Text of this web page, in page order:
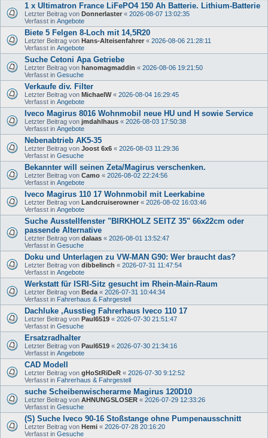
1 x Ultimatron France LiFePO4 150 Ah Batterie. Lithium-Batterie
Letzter Beitrag von Donnerlaster « 2026-08-07 13:02:35
Verfasst in Angebote
Biete 5 Felgen 8-Loch mit 14,5R20
Letzter Beitrag von Hans-Alteisenfahrer « 2026-08-06 21:28:11
Verfasst in Angebote
Suche Cetoni Apa Getriebe
Letzter Beitrag von hanomagmaddin « 2026-08-06 19:21:50
Verfasst in Gesuche
Verkaufe div. Filter
Letzter Beitrag von MichaelW« 2026-08-04 16:29:45
Verfasst in Angebote
Iveco Magirus 8016 Wohnmobil neue HU und H sowie Service
Letzter Beitrag von jmdahlhaus « 2026-08-03 17:50:38
Verfasst in Angebote
Nebenabtrieb AK5-35
Letzter Beitrag von Joost 6x6 « 2026-08-03 11:29:36
Verfasst in Gesuche
Bekannter will seinen Zeta/Magirus verschenken.
Letzter Beitrag von Camo « 2026-08-02 22:24:56
Verfasst in Angebote
Iveco Magirus 110 17 Wohnmobil mit Leerkabine
Letzter Beitrag von Landcruiserowner « 2026-08-02 16:03:46
Verfasst in Angebote
Suche Ausstellfenster "BIRKHOLZ SEITZ 35" 66x22cm oder
passende Alternative
Letzter Beitrag von dalaas « 2026-08-01 13:52:47
Verfasst in Gesuche
Doku und Unterlagen zu VW-MAN G90: Wer braucht das?
Letzter Beitrag von dibbelinch « 2026-07-31 11:47:54
Verfasst in Angebote
Werkstatt für ISRI-Sitz gesucht im Rhein-Main-Raum
Letzter Beitrag von Beda « 2026-07-31 10:44:34
Verfasst in Fahrerhaus & Fahrgestell
Dachluke ,Ausstieg Fahrerhaus Iveco 110 17
Letzter Beitrag von Paul6519 « 2026-07-30 21:51:47
Verfasst in Gesuche
Ersatzradhalter
Letzter Beitrag von Paul6519 « 2026-07-30 21:34:16
Verfasst in Angebote
CAD Modell
Letzter Beitrag von gHoStRiDeR « 2026-07-30 9:12:52
Verfasst in Fahrerhaus & Fahrgestell
suche Scheibenwischerarme Magirus 120D10
Letzter Beitrag von AHNUNGSLOSER « 2026-07-29 12:33:26
Verfasst in Gesuche
(S) Suche Iveco 90-16 Stoßstange ohne Pumpenausschnitt
Letzter Beitrag von Hemi « 2026-07-28 20:16:20
Verfasst in Gesuche